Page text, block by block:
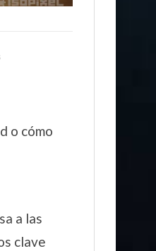
o cómo
a las
clave